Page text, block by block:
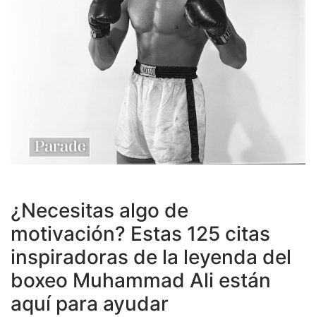
¿Necesitas algo de
motivación? Estas 125 citas
inspiradoras de la leyenda del
boxeo Muhammad Ali están
aquí para ayudar